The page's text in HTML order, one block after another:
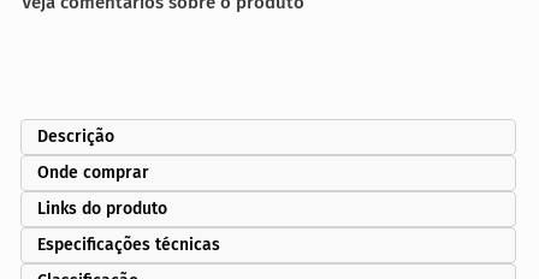
Descrição
Onde comprar
Links do produto
Especificações técnicas